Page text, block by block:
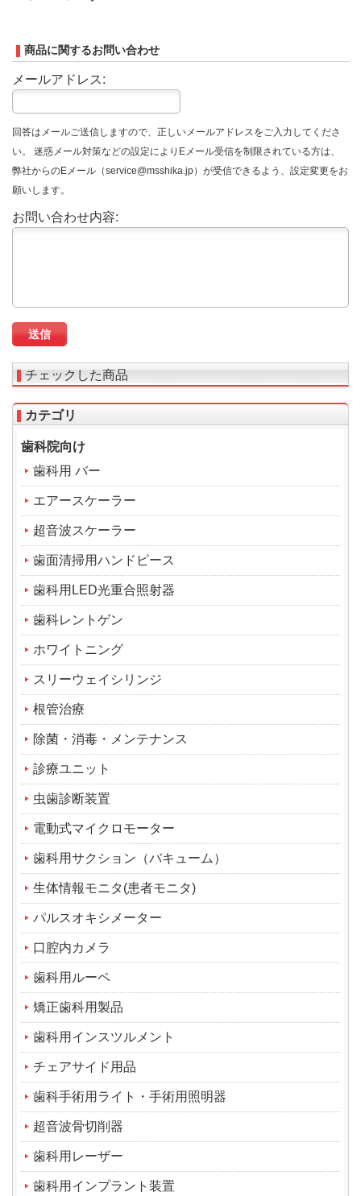
商品に関するお問い合わせ
メールアドレス:
回答はメールご送信しますので、正しいメールアドレスをご入力してくださ
い。 迷惑メール対策などの設定によりEメール受信を制限されている方は、
弊社からのEメール（service@msshika.jp）が受信できるよう、設定変更をお
願いします。
お問い合わせ内容:
チェックした商品
カテゴリ
歯科院向け
歯科用 バー
エアースケーラー
超音波スケーラー
歯面清掃用ハンドピース
歯科用LED光重合照射器
歯科レントゲン
ホワイトニング
スリーウェイシリンジ
根管治療
除菌・消毒・メンテナンス
診療ユニット
虫歯診断装置
電動式マイクロモーター
歯科用サクション（バキューム）
生体情報モニタ(患者モニタ)
パルスオキシメーター
口腔内カメラ
歯科用ルーペ
矯正歯科用製品
歯科用インスツルメント
チェアサイド用品
歯科手術用ライト・手術用照明器
超音波骨切削器
歯科用レーザー
歯科用インプラント装置